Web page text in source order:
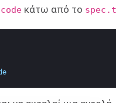
κάτω από το